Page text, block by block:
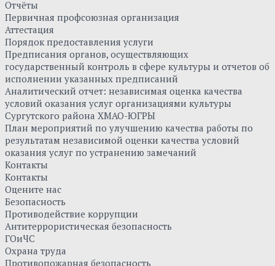
Отчёты
Первичная профсоюзная организация
Аттестация
Порядок предоставления услуги
Предписания органов, осуществляющих
государственный контроль в сфере культуры и отчетов об
исполнении указанных предписаний
Аналитический отчет: независимая оценка качества
условий оказания услуг организациями культуры
Сургутского района ХМАО-ЮГРЫ
План мероприятий по улучшению качества работы по
результатам независимой оценки качества условий
оказания услуг по устранению замечаний
Контакты
Контакты
Оцените нас
Безопасность
Противодействие коррупции
Антитеррористическая безопасность
ГОиЧС
Охрана труда
Противопожарная безопасность